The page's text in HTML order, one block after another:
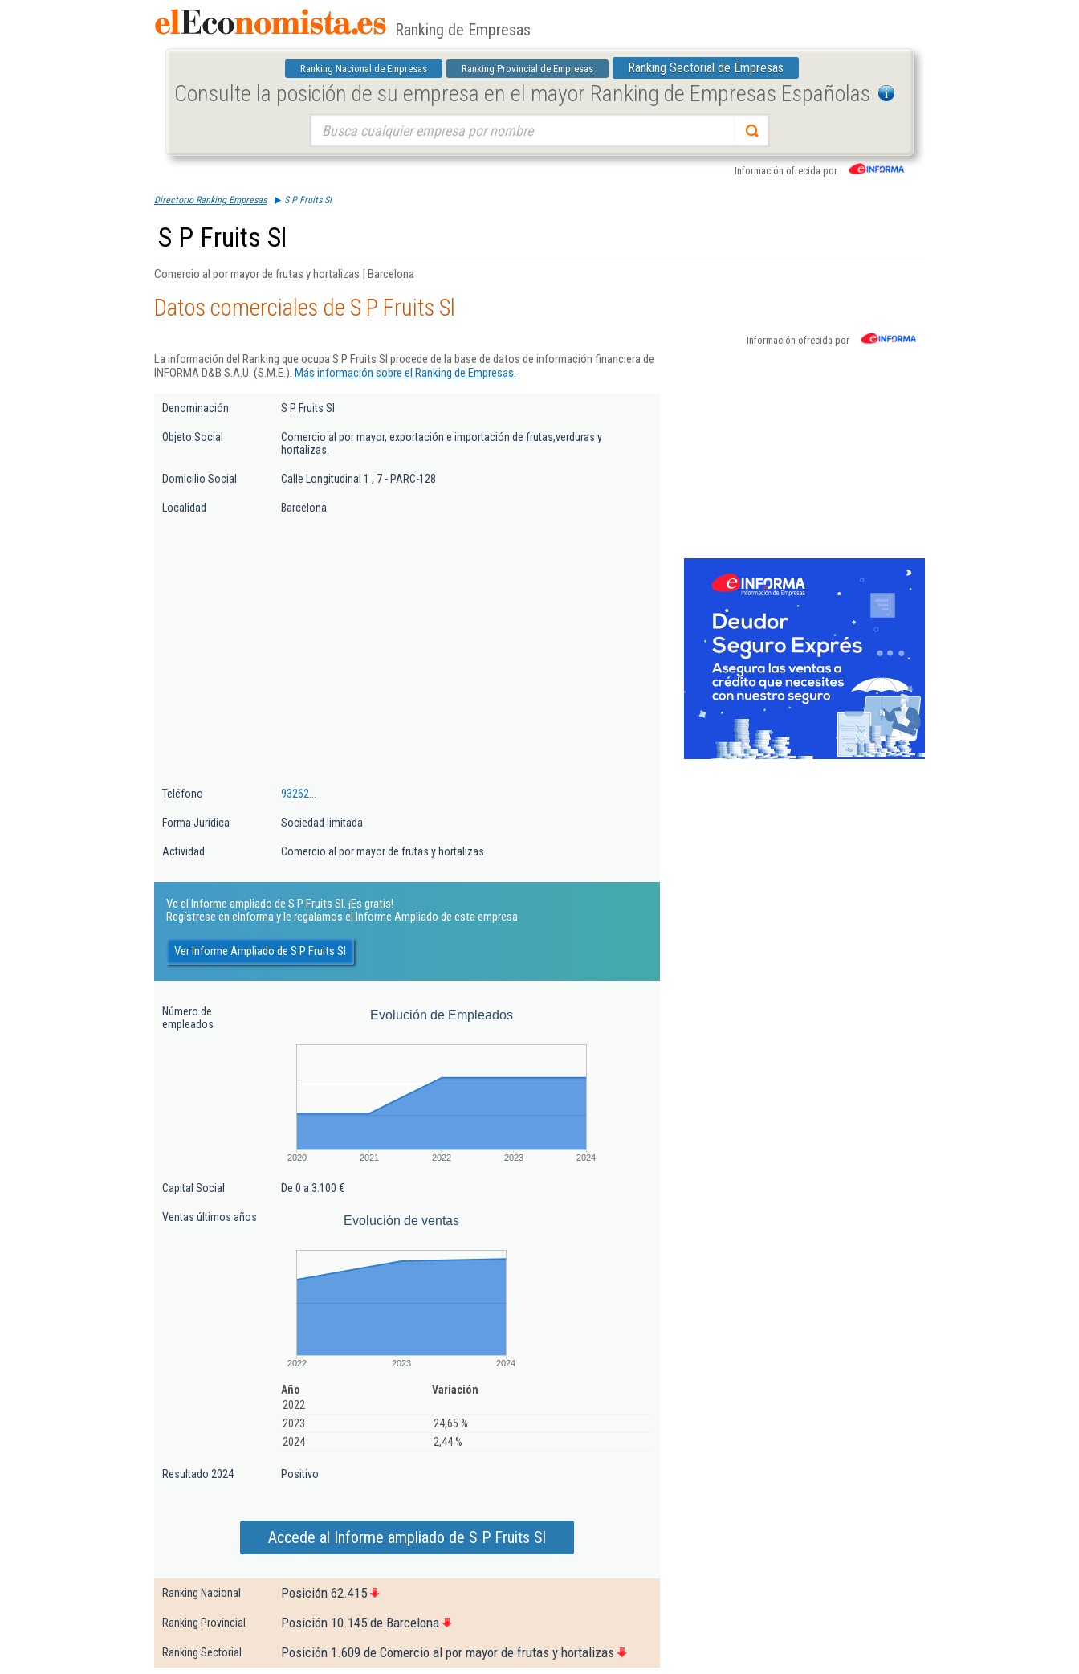
Ranking de Empresas
Ranking Nacional de Empresas Ranking Provincial de Empresas Ranking Sectorial de Empresas
Consulte la posición de su empresa en el mayor Ranking de Empresas Españolas
Información ofrecida por
Directorio Ranking Empresas S P Fruits Sl
S P Fruits Sl
Comercio al por mayor de frutas y hortalizas | Barcelona
Datos comerciales de S P Fruits Sl
Información ofrecida por
La información del Ranking que ocupa S P Fruits Sl procede de la base de datos de información financiera de
INFORMA D&B S.A.U. (S.M.E.). Más información sobre el Ranking de Empresas.
Denominación S P Fruits Sl
Objeto Social
Comercio al por mayor, exportación e importación de frutas,verduras y
hortalizas.
Domicilio Social Calle Longitudinal 1 , 7 - PARC-128
Localidad Barcelona
Teléfono 93262...
Forma Jurídica Sociedad limitada
Actividad Comercio al por mayor de frutas y hortalizas
Ve el Informe ampliado de S P Fruits Sl. ¡Es gratis!
Regístrese en eInforma y le regalamos el Informe Ampliado de esta empresa
Ver Informe Ampliado de S P Fruits Sl
Número de
empleados
Evolución de Empleados
2020 2021 2022 2023 2024
Capital Social De 0 a 3.100 €
Ventas últimos años Evolución de ventas
2022 2023 2024
Año
Variación
2022
2023
24,65 %
2024
2,44 %
Resultado 2024 Positivo
Accede al Informe ampliado de S P Fruits Sl
Ranking Nacional Posición 62.415
Ranking Provincial Posición 10.145 de Barcelona
Ranking Sectorial Posición 1.609 de Comercio al por mayor de frutas y hortalizas